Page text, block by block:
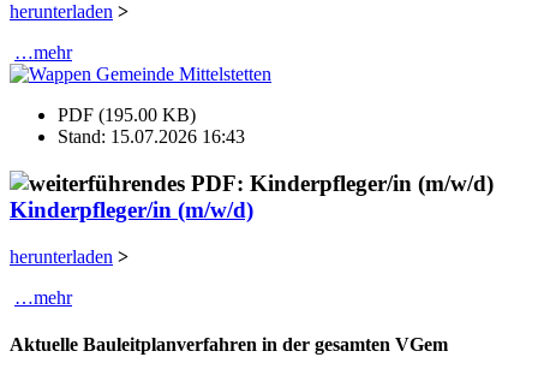
herunterladen >
…mehr
PDF (195.00 KB)
Stand: 15.07.2026 16:43
Kinderpfleger/in (m/w/d)
herunterladen >
…mehr
Aktuelle Bauleitplanverfahren in der gesamten VGem